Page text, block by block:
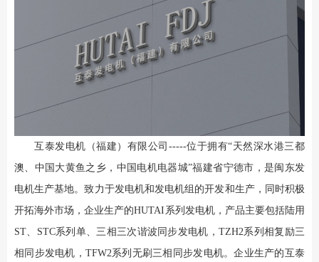
互泰发电机（福建）有限公司-----位于拥有“天然深水港三都
澳、中国大黄鱼之乡，中国电机电器城”福建省宁德市，是闽东发
电机生产基地。致力于发电机和发电机组的开发和生产，同时积极
开拓海外市场，企业生产的HUTAI系列发电机，产品主要包括陆用
ST、STC系列单、三相三次谐波同步发电机，TZH2系列相复励三
相同步发电机，TFW2系列无刷三相同步发电机。企业生产的互泰